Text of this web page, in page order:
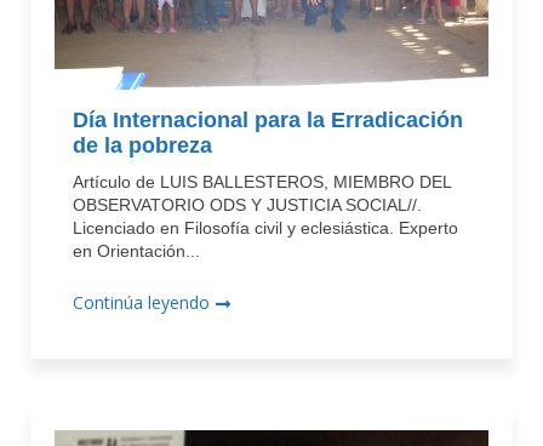
Día Internacional para la Erradicación
de la pobreza
Artículo de LUIS BALLESTEROS, MIEMBRO DEL
OBSERVATORIO ODS Y JUSTICIA SOCIAL//.
Licenciado en Filosofía civil y eclesiástica. Experto
en Orientación...
Continúa leyendo